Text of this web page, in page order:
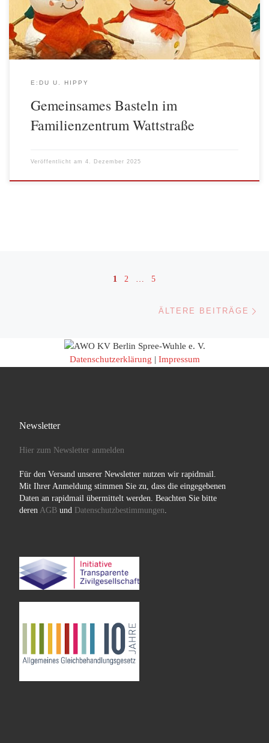
wirklich sehen lassen. Jeder Schneemann/Schneefrau war ein
kleines Kunstwerk und machte den […]
E:DU U. HIPPY
Gemeinsames Basteln im
Familienzentrum Wattstraße
Veröffentlicht am 4. Dezember 2025
Beitragsnavigation
1 2 5
ÄLTERE BEITRÄGE
Datenschutzerklärung | Impressum
Newsletter
Hier zum Newsletter anmelden
Für den Versand unserer Newsletter nutzen wir rapidmail.
Mit Ihrer Anmeldung stimmen Sie zu, dass die eingegebenen
Daten an rapidmail übermittelt werden. Beachten Sie bitte
deren AGBund Datenschutzbestimmungen